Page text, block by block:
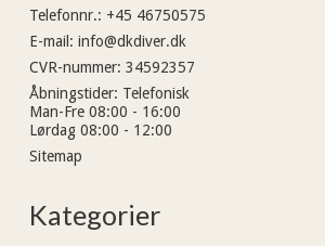
Telefonnr.: +45 46750575
E-mail : info@dkdiver.dk
CVR-nummer: 34592357
Åbningstider: Telefonisk
Man-Fre 08:00 - 16:00
Lørdag 08:00 - 12:00
Sitemap
Kategorier